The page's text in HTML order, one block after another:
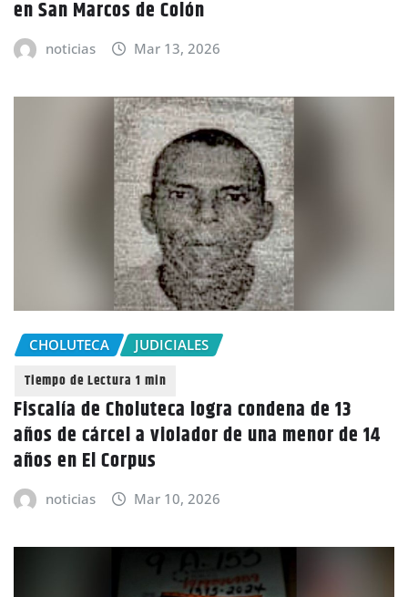
en San Marcos de Colón
noticias Mar 13, 2026
CHOLUTECA JUDICIALES
Fiscalía de Choluteca logra condena de 13
años de cárcel a violador de una menor de 14
años en El Corpus
noticias Mar 10, 2026